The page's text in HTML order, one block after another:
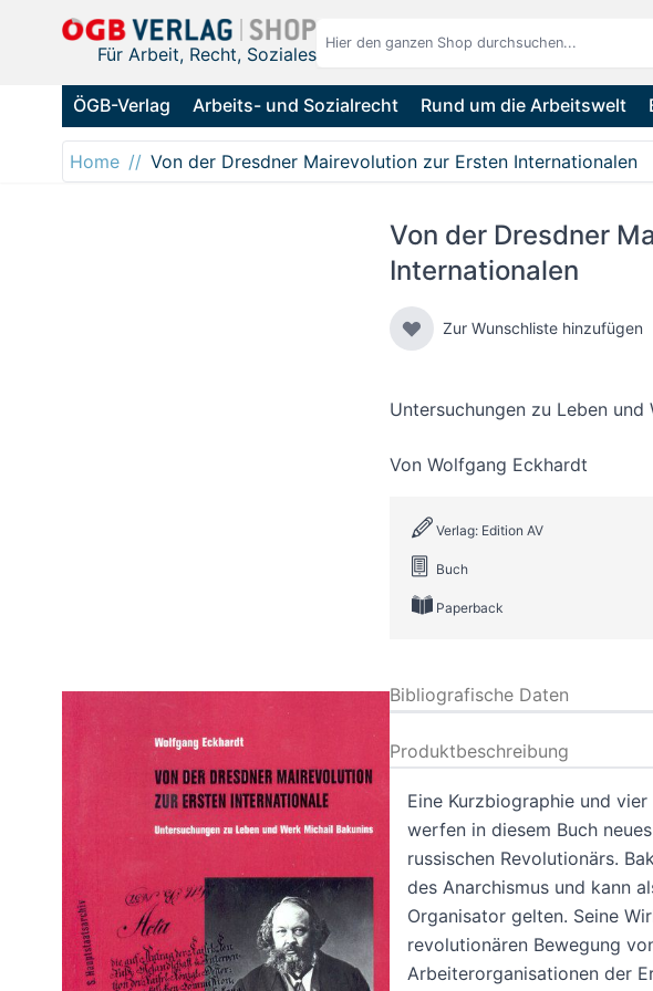
Direkt zum Inhalt
Für Arbeit, Recht, Soziales
ÖGB-Verlag Arbeits- und Sozialrecht Rund um die Arbeitswelt
Home Von der Dresdner Mairevolution zur Ersten Internationalen
Von der Dresdner
Internationalen
Zur Wunschliste hinzufügen
Untersuchungen zu Leben und
Von Wolfgang Eckhardt
Verlag: Edition AV
Buch
Paperback
Bibliografische Daten
Produktbeschreibung
Eine Kurzbiographie und
werfen in diesem Buch
russischen Revolutionärs.
des Anarchismus und kann
Organisator gelten. Seine
revolutionären Bewegung
Arbeiterorganisationen der